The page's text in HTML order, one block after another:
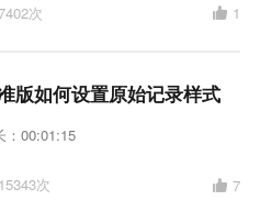
次 1
版如何设置原始记录样式
：00:01:15
15343次 7